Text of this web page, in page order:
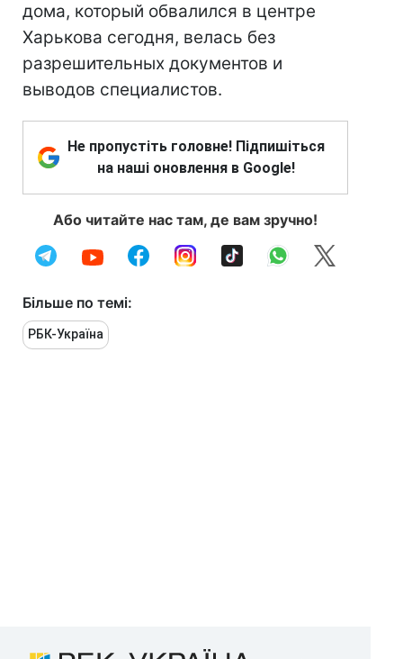
дома, который обвалился в центре
Харькова сегодня, велась без
разрешительных документов и
выводов специалистов.
Не пропустіть головне! Підпишіться
на наші оновлення в Google!
Або читайте нас там, де вам зручно!
Більше по темі:
РБК-Україна